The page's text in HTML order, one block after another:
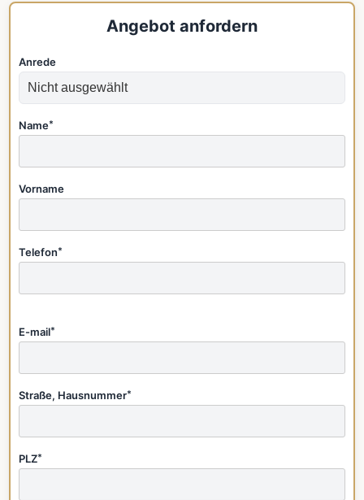
Angebot anfordern
Anrede
Name*
Vorname
Telefon*
E-mail*
Straße, Hausnummer*
PLZ*